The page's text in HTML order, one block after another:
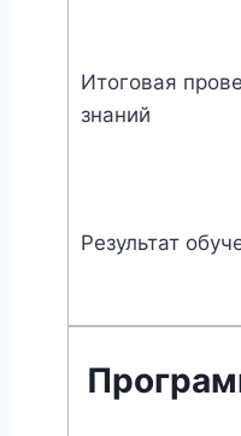
Итоговая
знаний
Результат